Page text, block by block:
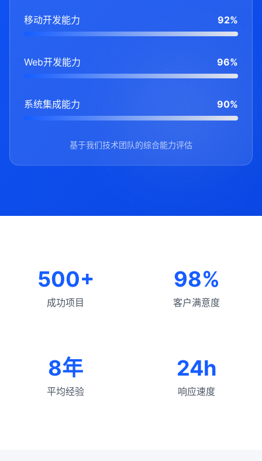
移动开发能力
Web开发能力
系统集成能力
500+
成功项目
98%
客户满意度
8年
平均经验
24h
响应速度